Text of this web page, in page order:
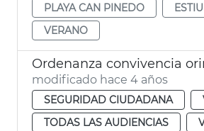
PLAYA CAN PINEDO
ESTIU
VERANO
modificado hace 4 años
SEGURIDAD CIUDADANA
TODAS LAS AUDIENCIAS